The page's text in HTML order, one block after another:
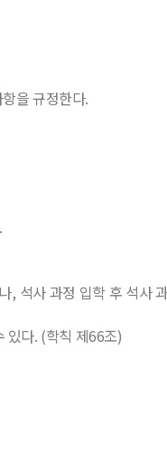
을 규정한다.
, 석사 과정 입학 후 석사
있다. (학칙 제66조)